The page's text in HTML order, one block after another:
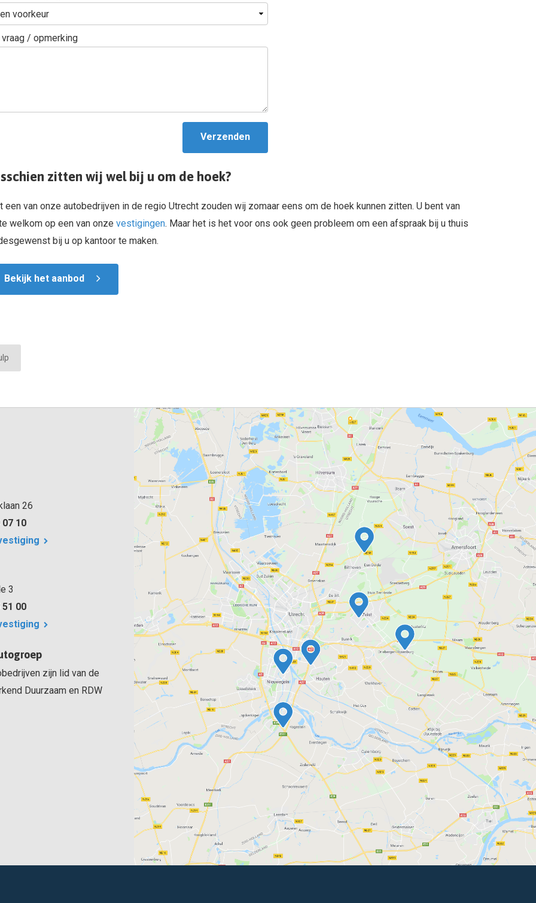
vraag / opmerking
Verzenden
zitten wij wel bij u om de hoek?
een van onze autobedrijven in de regio Utrecht zouden wij zomaar eens om de hoek kunnen zitten. U bent van
welkom op een van onze vestigingen. Maar het is het voor ons ook geen probleem om een afspraak bij u thuis
bij u op kantoor te maken.
Bekijk het aanbod
26
07 10
3
51 00
zijn lid van de
Duurzaam en RDW